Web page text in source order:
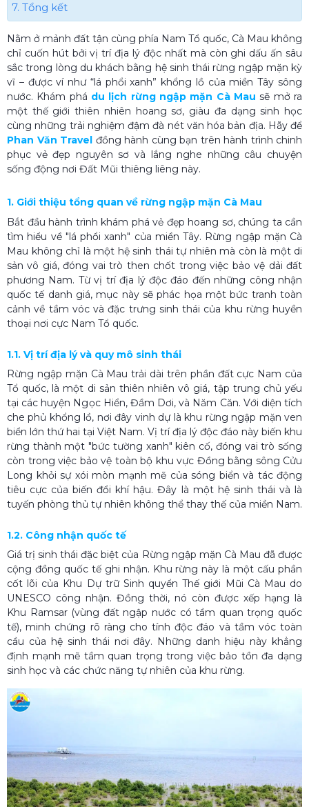
7. Tổng kết
Nằm ở mảnh đất tận cùng phía Nam Tổ quốc, Cà Mau không
chỉ cuốn hút bởi vị trí địa lý độc nhất mà còn ghi dấu ấn sâu
sắc trong lòng du khách bằng hệ sinh thái rừng ngập mặn kỳ
vĩ – được ví như “lá phổi xanh” khổng lồ của miền Tây sông
nước. Khám phá du lịch rừng ngập mặn Cà Mau sẽ mở ra
một thế giới thiên nhiên hoang sơ, giàu đa dạng sinh học
cùng những trải nghiệm đậm đà nét văn hóa bản địa. Hãy để
Phan Văn Travel đồng hành cùng bạn trên hành trình chinh
phục vẻ đẹp nguyên sơ và lắng nghe những câu chuyện
sống động nơi Đất Mũi thiêng liêng này.
1. Giới thiệu tổng quan về rừng ngập mặn Cà Mau
Bắt đầu hành trình khám phá vẻ đẹp hoang sơ, chúng ta cần
tìm hiểu về "lá phổi xanh" của miền Tây. Rừng ngập mặn Cà
Mau không chỉ là một hệ sinh thái tự nhiên mà còn là một di
sản vô giá, đóng vai trò then chốt trong việc bảo vệ dải đất
phương Nam. Từ vị trí địa lý độc đáo đến những công nhận
quốc tế danh giá, mục này sẽ phác họa một bức tranh toàn
cảnh về tầm vóc và đặc trưng sinh thái của khu rừng huyền
thoại nơi cực Nam Tổ quốc.
1.1. Vị trí địa lý và quy mô sinh thái
Rừng ngập mặn Cà Mau trải dài trên phần đất cực Nam của
Tổ quốc, là một di sản thiên nhiên vô giá, tập trung chủ yếu
tại các huyện Ngọc Hiển, Đầm Dơi, và Năm Căn. Với diện tích
che phủ khổng lồ, nơi đây vinh dự là khu rừng ngập mặn ven
biển lớn thứ hai tại Việt Nam. Vị trí địa lý độc đáo này biến khu
rừng thành một "bức tường xanh" kiên cố, đóng vai trò sống
còn trong việc bảo vệ toàn bộ khu vực Đồng bằng sông Cửu
Long khỏi sự xói mòn mạnh mẽ của sóng biển và tác động
tiêu cực của biến đổi khí hậu. Đây là một hệ sinh thái và là
tuyến phòng thủ tự nhiên không thể thay thế của miền Nam.
1.2. Công nhận quốc tế
Giá trị sinh thái đặc biệt của Rừng ngập mặn Cà Mau đã được
cộng đồng quốc tế ghi nhận. Khu rừng này là một cấu phần
cốt lõi của Khu Dự trữ Sinh quyển Thế giới Mũi Cà Mau do
UNESCO công nhận. Đồng thời, nó còn được xếp hạng là
Khu Ramsar (vùng đất ngập nước có tầm quan trọng quốc
tế), minh chứng rõ ràng cho tính độc đáo và tầm vóc toàn
cầu của hệ sinh thái nơi đây. Những danh hiệu này khẳng
định mạnh mẽ tầm quan trọng trong việc bảo tồn đa dạng
sinh học và các chức năng tự nhiên của khu rừng.